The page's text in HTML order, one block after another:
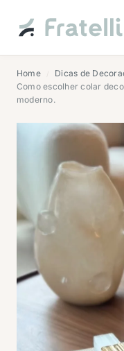
Home Dicas de
Como escolher colar
moderno.